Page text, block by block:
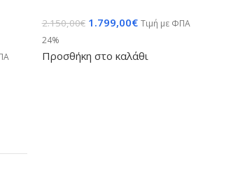
2.150,00€ 1.799,00€ Τιμή με ΦΠΑ
24%
Προσθήκη στο καλάθι